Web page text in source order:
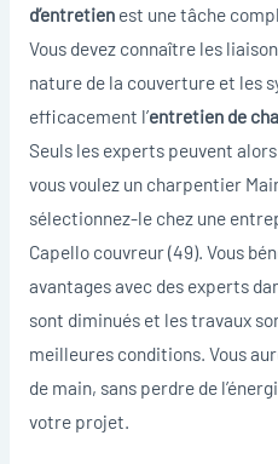
d’entretienest une tâche
Vous devez connaître les
nature de la couverture et les
efficacement l’entretien de
Seuls les experts peuvent
vous voulez un charpentier
sélectionnez-le chez une
Capello couvreur (49). Vous
avantages avec des experts
sont diminués et les travaux
meilleures conditions. Vous
de main, sans perdre de
votre projet.